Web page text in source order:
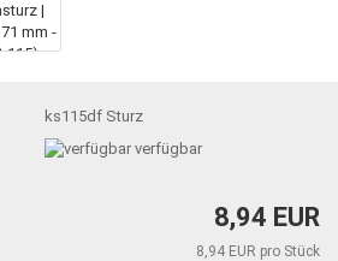
ks115df Sturz
verfügbar
8,94 EUR
8,94 EUR pro Stück